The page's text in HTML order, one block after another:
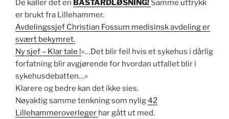
De kaller det en BASTARDLØSNING! Samme uttrykk
er brukt fra Lillehammer.
Avdelingssjef Christian Fossum medisinsk avdeling er
svært bekymret.
Ny sjef – Klar tale !«…Det blir feil hvis et sykehus i dårlig
forfatning blir avgjørende for hvordan utfallet blir i
sykehusdebatten…»
Klarere og bedre kan det ikke sies.
Nøyaktig samme tenkning som nylig42
Lillehammeroverleger har gått ut med.